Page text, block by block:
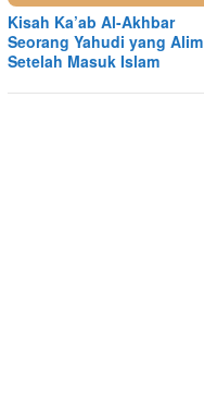
Kisah Ka’ab Al-Akhbar
Seorang Yahudi yang Alim
Setelah Masuk Islam